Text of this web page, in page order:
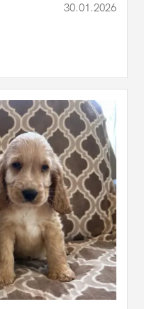
30.01.2026